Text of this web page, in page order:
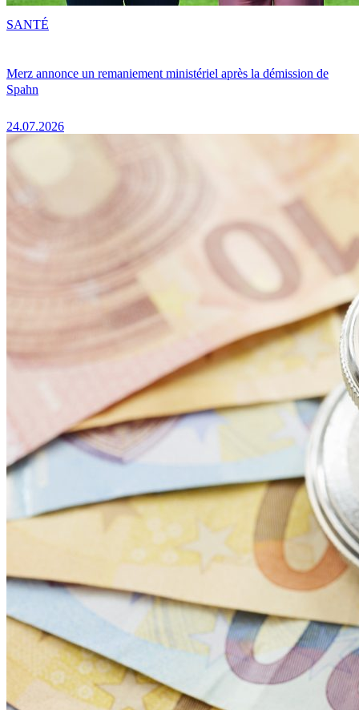
Merz annonce un remaniement ministériel après la démission de
Spahn
24.07.2026
SANTÉ